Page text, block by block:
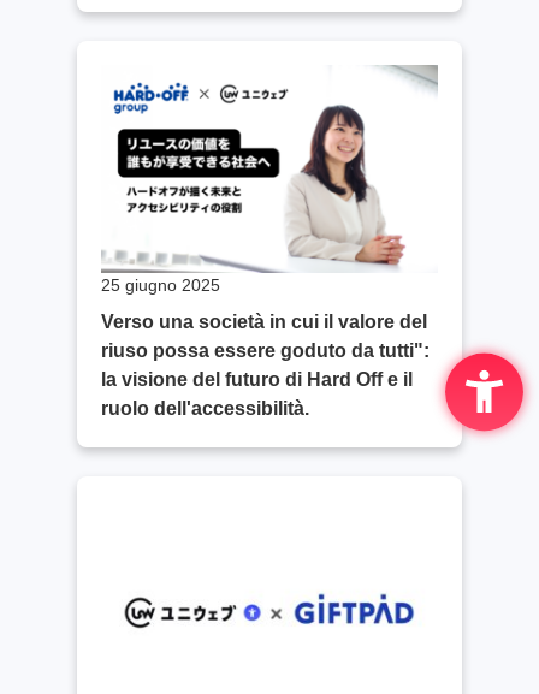
25 giugno 2025
Verso una società in cui il valore del
riuso possa essere goduto da tutti":
la visione del futuro di Hard Off e il
ruolo dell'accessibilità.